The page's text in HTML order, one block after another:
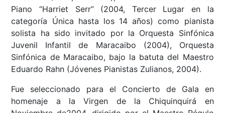
Piano “Harriet Serr” (2004, Tercer Lugar en la
categoría Única hasta los 14 años) como pianista
solista ha sido invitado por la Orquesta Sinfónica
Juvenil Infantil de Maracaibo (2004), Orquesta
Sinfónica de Maracaibo, bajo la batuta del Maestro
Eduardo Rahn (Jóvenes Pianistas Zulianos, 2004).
Fue seleccionado para el Concierto de Gala en
homenaje a la Virgen de la Chiquinquirá en